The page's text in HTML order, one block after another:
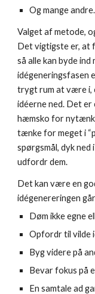
Og mange
Valget af metode,
Det vigtigste er, at
så alle kan byde ind
idégeneringsfasen
trygt rum at være i,
idéerne ned. Det er
hæmsko for
tænke for meget i
spørgsmål, dyk
udfordr dem.
Det kan være en
idégenereringen
Døm ikke egne
Opfordr til vilde
Byg videre på
Bevar fokus på
En samtale ad